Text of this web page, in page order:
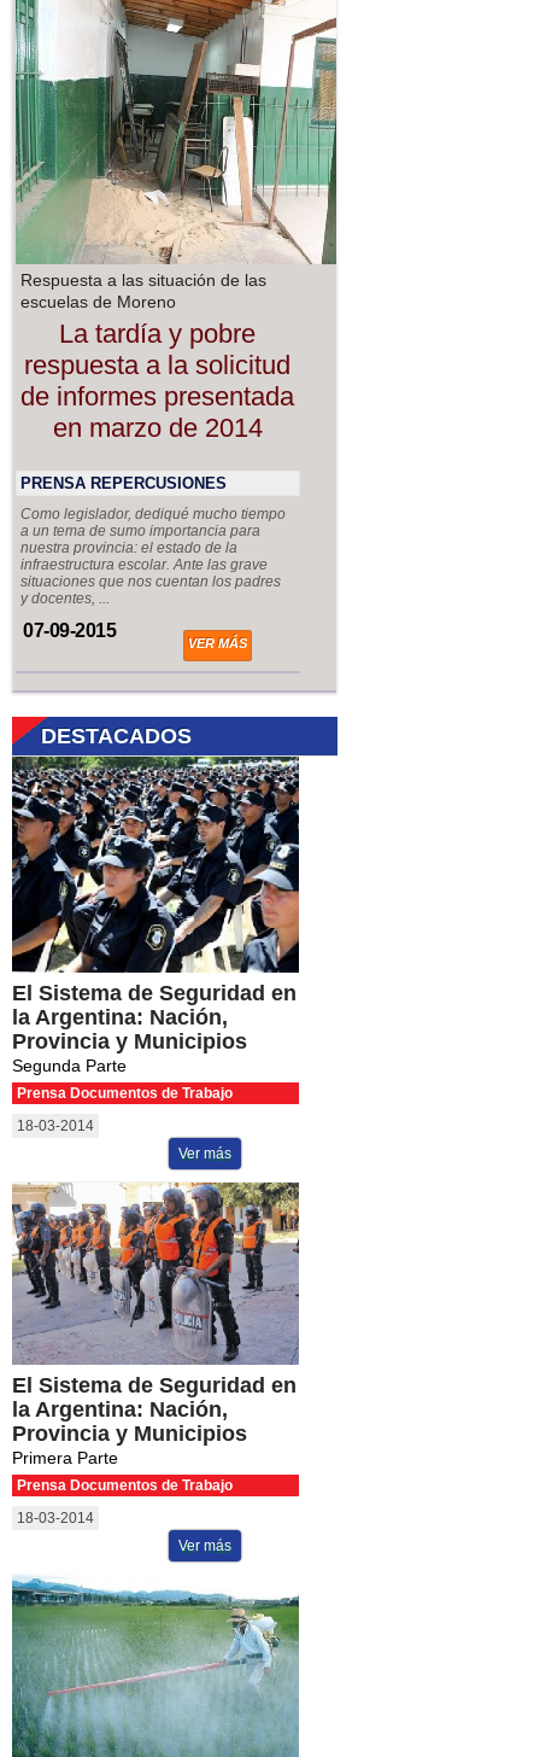
Respuesta a las situación de las
escuelas de Moreno
La tardía y pobre
respuesta a la solicitud
de informes presentada
en marzo de 2014
PRENSA REPERCUSIONES
Como legislador, dediqué mucho tiempo
a un tema de sumo importancia para
nuestra provincia: el estado de la
infraestructura escolar. Ante las grave
situaciones que nos cuentan los padres
y docentes, ...
07-09-2015
VER MÁS
DESTACADOS
El Sistema de Seguridad en
la Argentina: Nación,
Provincia y Municipios
Segunda Parte
Prensa Documentos de Trabajo
18-03-2014
Ver más
El Sistema de Seguridad en
la Argentina: Nación,
Provincia y Municipios
Primera Parte
Prensa Documentos de Trabajo
18-03-2014
Ver más